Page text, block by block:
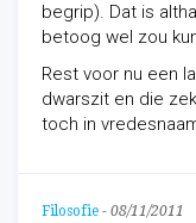
begrip). Dat is
betoog wel zou
Rest voor nu een
dwarszit en die
toch in
Filosofie - 08/11/2011